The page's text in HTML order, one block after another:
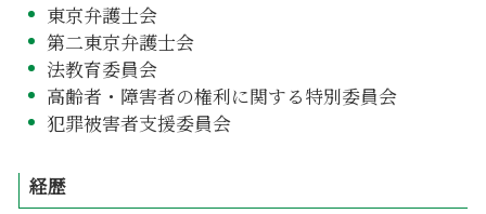
東京弁護士会
第二東京弁護士会
法教育委員会
高齢者・障害者の権利に関する特別委員会
犯罪被害者支援委員会
経歴